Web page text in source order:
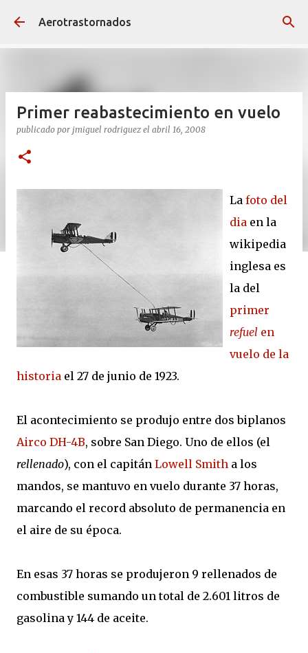
Ir al contenido principal
Aerotrastornados
Primer reabastecimiento en vuelo
publicado por jmiguel rodriguez el abril 16, 2008
La foto del
dia en la
wikipedia
inglesa es
la del
primer
refuel en
vuelo de la
historia el 27 de junio de 1923.
El acontecimiento se produjo entre dos biplanos
Airco DH-4B, sobre San Diego. Uno de ellos (el
rellenado), con el capitán Lowell Smith a los
mandos, se mantuvo en vuelo durante 37 horas,
marcando el record absoluto de permanencia en
el aire de su época.
En esas 37 horas se produjeron 9 rellenados de
combustible sumando un total de 2.601 litros de
gasolina y 144 de aceite.